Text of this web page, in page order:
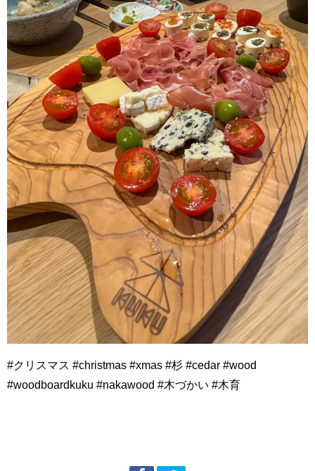
#クリスマス #christmas #xmas #杉 #cedar #wood
#woodboardkuku #nakawood #木づかい #木育